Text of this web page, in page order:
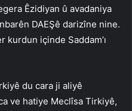
Êzidiyan û avadaniya
DAEŞê darizîne nine.
içinde Saddam’ı
du cara ji aliyê
ve hatiye Meclîsa Tirkiyê,